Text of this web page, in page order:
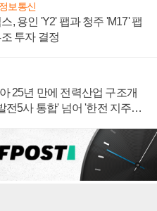
보통신
, 용인 'Y2' 팹과 청주 'M17' 팹
투자 결정
25년 만에 전력산업 구조개
전5사 통합' 넘어 '한전 지주사'